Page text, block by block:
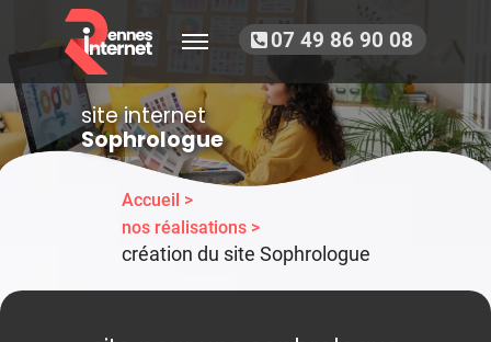
07 49 86 90 08
site internet
Sophrologue
Accueil >
nos réalisations >
création du site Sophrologue